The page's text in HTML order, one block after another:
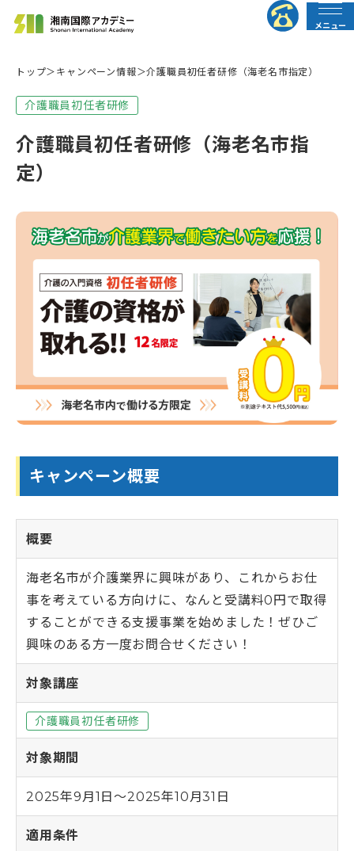
メニュー
法人の皆様へ 行政の皆様へ
トップページ
介護福祉士実務者研修
介護福祉士受験対策講座
すべての講座
すべての講座
介護職員初任者研修
介護福祉士実務者研修
介護福祉士受験対策講座
神奈川県委託「障害福祉分野マッチング支援事業」
海老名市委託事業「受講料0円」介護職員初任者研修
綾瀬市委託事業「受講料0円」介護職員初任者研修
任者研修
介護に関する入門的研修 -通学講座-
認知症介護基礎研修(神奈川県指定)
認知症介護基礎研修 (藤沢市)
認知症介護基礎研修 (相模原市)
認知症介護実践者研修
認知症介護実践リーダー研修
レクリエーション介護士2級講座
同行援護従業者養成研修(一般課程)
全身性障害者ガイドヘルパー養成研修
実務者研修教員講習会
医療的ケア教員講習会
日本語オンライン学習支援のご案内
重度訪問介護従業者養成研修
介護事業所向け研修
ワンコインイングリッシュ
教室一覧
教室一覧
藤沢校
横須賀校
横浜馬車道関内校
小田原校
大和校
横浜二俣川校
横浜みなとみらいサテライト校
伊勢原会場（伊勢原市社会福祉協議会主催 当校講師派遣受
託事業）
東京都
東京校【開校準備中】
埼玉県
埼玉校【開校準備中】
千葉県
千葉校【開校準備中】
山梨校（甲府商工会議所内)
静岡校【開校準備中】
介護求人情報
給付金・助成金について
お知らせ
お知らせ一覧
お知らせ
活動報告
初めての方へ
初めての方へトップ
湘南国際アカデミーとは?
神奈川県のおすすめ資格
介護職を目指すあなたへ
選ばれる理由
よくある質問
よくある質問（受講生向け）
医療的ケア予約システム
介護職仲間づくりプロジェクト
ねんりんセミナー
日本語でゆっくり学ぶ介護技術講座
ふくしごと
就職・転職サポート
就職・転職サポート
介護の職場マッチングツアー
介護福祉士専用キャリア相談
ふくしごと
受かるんです
LINE登録
トップ キャンペーン情報 介護職員初任者研修（海老名市指定）
介護職員初任者研修
介護職員初任者研修（海老名市指
定）
キャンペーン概要
概要
海老名市が介護業界に興味があり、これからお仕
事を考えている方向けに、なんと受講料0円で取得
することができる支援事業を始めました！ぜひご
興味のある方一度お問合せください！
対象講座
介護職員初任者研修
対象期間
2025年9月1日〜2025年10月31日
適用条件